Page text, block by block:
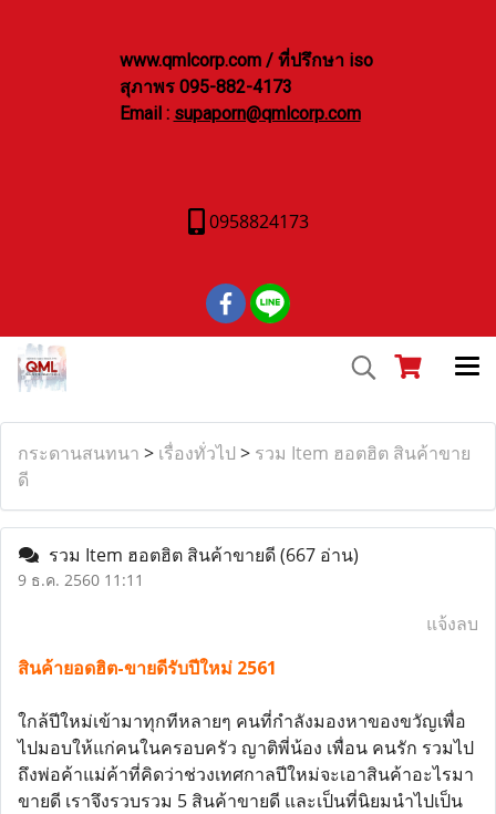
www.qmlcorp.com / ที่ปรึกษา iso
สุภาพร 095-882-4173
Email : supaporn@qmlcorp.com
0958824173
กระดานสนทนา > เรื่องทั่วไป > รวม Item ฮอตฮิต สินค้าขาย
ดี
รวม Item ฮอตฮิต สินค้าขายดี(667 อ่าน)
9 ธ.ค. 2560 11:11
แจ้งลบ
สินค้ายอดฮิต-ขายดีรับปีใหม่ 2561
ใกล้ปีใหม่เข้ามาทุกทีหลายๆ คนที่กำลังมองหาของขวัญเพื่อ
ไปมอบให้แก่คนในครอบครัว ญาติพี่น้อง เพื่อน คนรัก รวมไป
ถึงพ่อค้าแม่ค้าที่คิดว่าช่วงเทศกาลปีใหม่จะเอาสินค้าอะไรมา
ขายดี เราจึงรวบรวม 5 สินค้าขายดี และเป็นที่นิยมนำไปเป็น